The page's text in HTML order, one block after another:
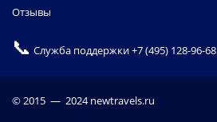
Отзывы
📞 Служба поддержки+7 (495) 128-96-68
© 2015 — 2024 newtravels.ru